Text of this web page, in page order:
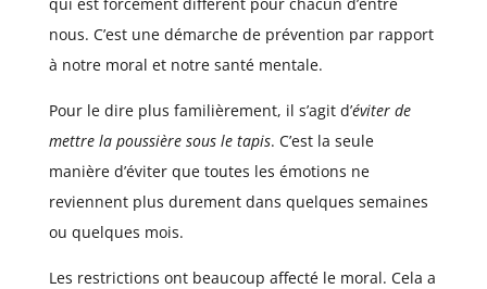
nous. C’est une démarche de prévention par rapport
à notre moral et notre santé mentale.
Pour le dire plus familièrement, il s’agit d’éviter de
mettre la poussière sous le tapis. C’est la seule
manière d’éviter que toutes les émotions ne
reviennent plus durement dans quelques semaines
ou quelques mois.
Les restrictions ont beaucoup affecté le moral. Cela a